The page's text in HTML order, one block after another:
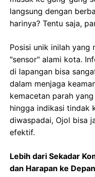
langsung dengan
harinya? Tentu saja,
Posisi unik inilah yang
"sensor" alami kota.
di lapangan bisa
dalam menjaga
kemacetan parah
hingga indikasi tindak
diwaspadai, Ojol bisa
efektif.
Lebih dari Sekadar
dan Harapan ke Depan